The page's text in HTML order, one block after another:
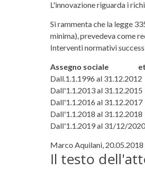
L'innovazione riguarda i
Si rammenta che la legge
minima), prevedeva come
Interventi normativi
Assegno sociale
Dall.1.1.1996 al
Dall'1.1.2013 al
Dall'1.1.2016 al
Dall'1.1.2018 al
Dall'1.1.2019 al 31/12/
Marco Aquilani, 20.05.2018
Il testo